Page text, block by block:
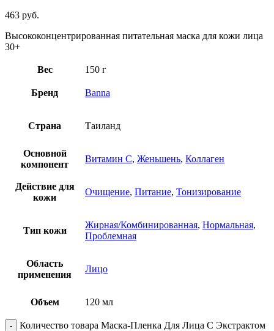
463 руб.
Высококонцентрированная питательная маска для кожи лица
30+
Вес 150 г
Бренд Banna
Страна Таиланд
Основной
компонент
Витамин C, Женьшень, Коллаген
Действие для
кожи
Очищение, Питание, Тонизирование
Тип кожи
Жирная/Комбинированная, Нормальная,
Проблемная
Область
применения
Лицо
Объем 120 мл
Количество товара Маска-Пленка Для Лица С Экстрактом